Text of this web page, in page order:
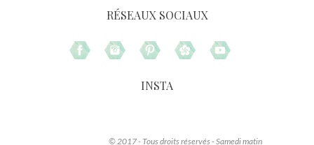
RÉSEAUX SOCIAUX
INSTA
© 2017 - Tous droits réservés - Samedi matin